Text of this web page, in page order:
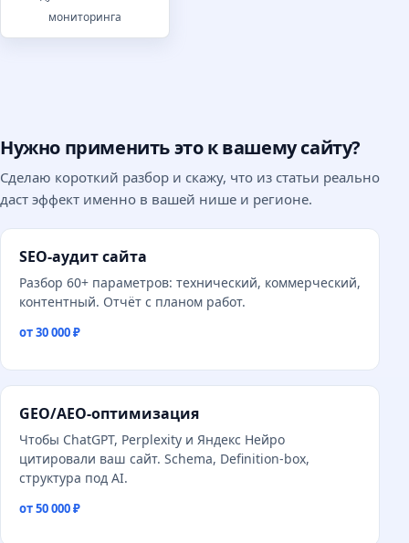
мониторинга
Нужно применить это к вашему сайту?
Сделаю короткий разбор и скажу, что из статьи реально
даст эффект именно в вашей нише и регионе.
SEO-аудит сайта
Разбор 60+ параметров: технический, коммерческий,
контентный. Отчёт с планом работ.
от 30 000 ₽
GEO/AEO-оптимизация
Чтобы ChatGPT, Perplexity и Яндекс Нейро
цитировали ваш сайт. Schema, Definition-box,
структура под AI.
от 50 000 ₽